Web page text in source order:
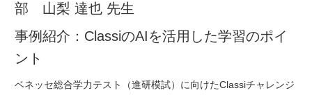
部 山梨 達也 先生
事例紹介：ClassiのAIを活用した学習のポイ
ント
ベネッセ総合学力テスト（進研模試）に向けたClassiチャレンジ